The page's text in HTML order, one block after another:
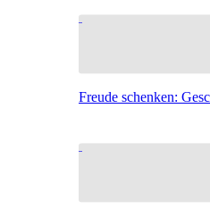
Freude schenken: